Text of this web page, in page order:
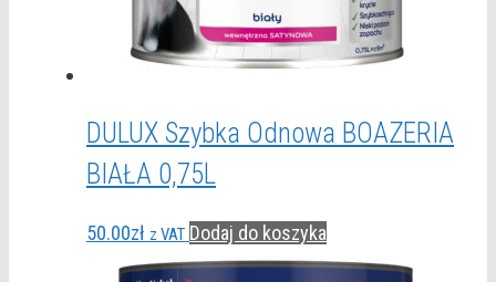
DULUX Szybka Odnowa BOAZERIA
BIAŁA 0,75L
50.00zł z VAT Dodaj do koszyka